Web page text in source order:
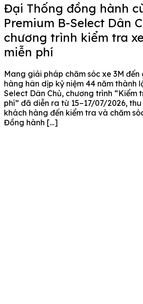
Đại Thống đồng hành
Premium B-Select Dân
chương trình kiểm tra
miễn phí
Mang giải pháp chăm sóc xe 3M
hàng hân dịp kỷ niệm 44 năm thành
Select Dân Chủ, chương trình “Kiểm
phí” đã diễn ra từ 15–17/07/2026,
khách hàng đến kiểm tra và chăm
Đồng hành […]